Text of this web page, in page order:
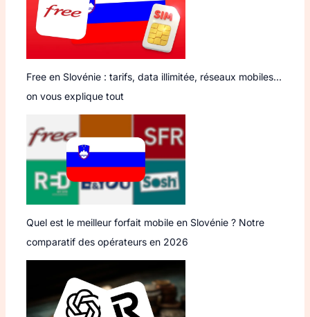
Free en Slovénie : tarifs, data illimitée, réseaux mobiles…
on vous explique tout
Quel est le meilleur forfait mobile en Slovénie ? Notre
comparatif des opérateurs en 2026